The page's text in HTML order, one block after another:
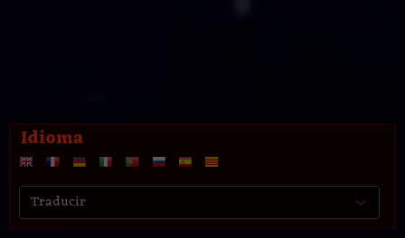
Idioma